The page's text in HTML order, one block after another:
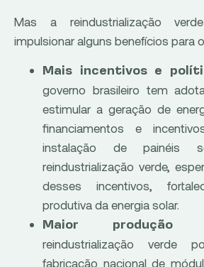
Mas a reindustrialização
impulsionar alguns benefícios para
Mais incentivos e
governo brasileiro tem
estimular a geração de
financiamentos e
instalação de painéis
reindustrialização verde,
desses incentivos,
produtiva da energia solar.
Maior produção
reindustrialização verde
fabricação nacional de